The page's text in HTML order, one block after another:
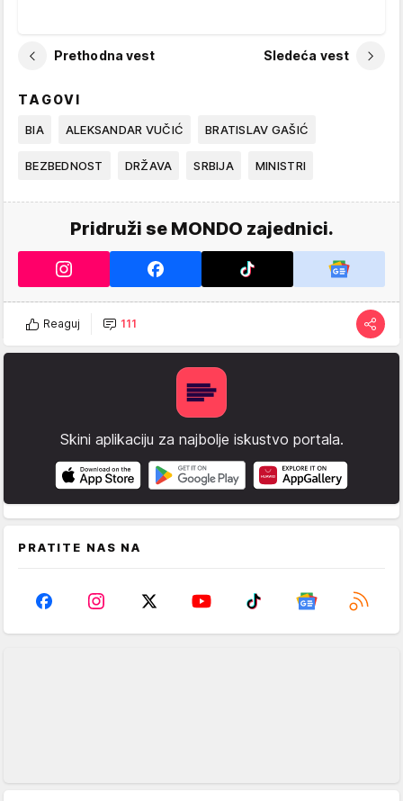
Prethodna vest Sledeća vest
TAGOVI
BIA ALEKSANDAR VUČIĆ BRATISLAV GAŠIĆ
BEZBEDNOST DRŽAVA SRBIJA MINISTRI
Pridruži se MONDO zajednici.
Reaguj 111
Skini aplikaciju za najbolje iskustvo portala.
PRATITE NAS NA